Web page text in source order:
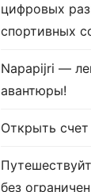
цифровых
спортивных
Napapijri —
авантюры!
Открыть счет
без